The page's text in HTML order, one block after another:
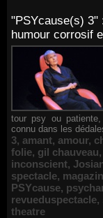
"PSYcause(s) 3"
humour corrosif
tour psy ou
connu dans les
3, amant, amour,
folie, gil chauveau,
inconscient,
spectacle,
PSYcause,
revueduspectacle,
theatre